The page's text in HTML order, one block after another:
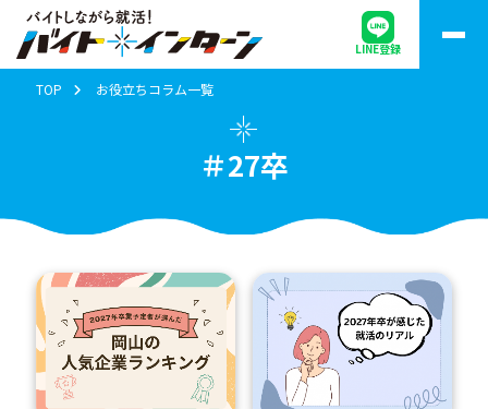
LINE登録
TOP お役立ちコラム一覧
＃27卒